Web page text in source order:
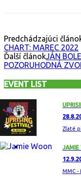
Predchádzajúci
CHART: MAREC 2022
Ďalší článokJÁN
POZORUHODNÁ
EVENT LIST
Zlaté
JAMIE
MMC -